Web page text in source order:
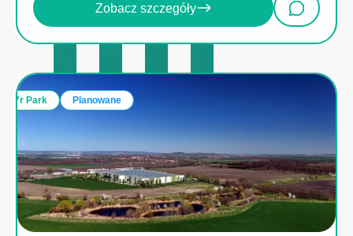
Zobacz szczegóły
7r Park Planowane